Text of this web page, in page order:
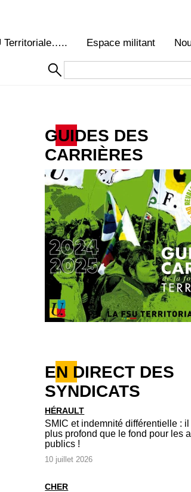
Territoriale….. Espace militant
GUIDES DES
CARRIÈRES
EN DIRECT DES
SYNDICATS
HÉRAULT
SMIC et indemnité différentielle :
plus profond que le fond pour les
publics !
10 juillet 2026
CHER